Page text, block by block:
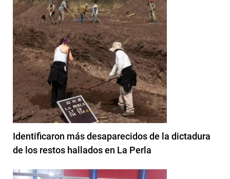
Identificaron más desaparecidos de la dictadura
de los restos hallados en La Perla